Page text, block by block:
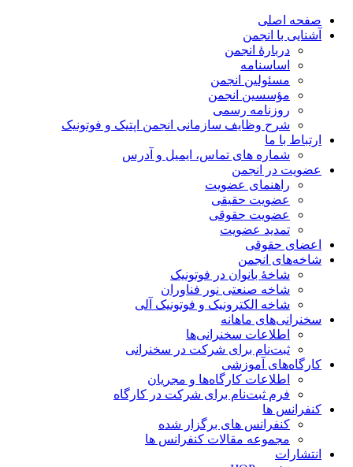
صفحه اصلی
آشنایی با انجمن
دربارۀ انجمن
اساسنامه
مسئولین انجمن
مؤسسین انجمن
روزنامه رسمی
شرح وظایف سازمانی انجمن اپتیک و فوتونیک
ارتباط با ما
شماره های تماس، ایمیل و آدرس
عضویت در انجمن
راهنمای عضویت
عضویت حقیقی
عضویت حقوقی
تمدید عضویت
اعضای حقوقی
شاخه‌های انجمن
شاخۀ بانوان در فوتونیک
شاخه صنعتی نور فناوران
شاخه‌ الکترونیک و فوتونیک آلی
سخنرانی‌های ماهانه
اطلاعات سخنرانی‌‌ها
ثبت‌نام برای شرکت در سخنرانی
کارگاه‌های آموزشی
اطلاعات کارگاه‌ها و مجریان
فرم ثبت‌نام برای شرکت در کارگاه
کنفرانس ها
کنفرانس های برگزار شده
مجموعه مقالات کنفرانس ها
انتشارات